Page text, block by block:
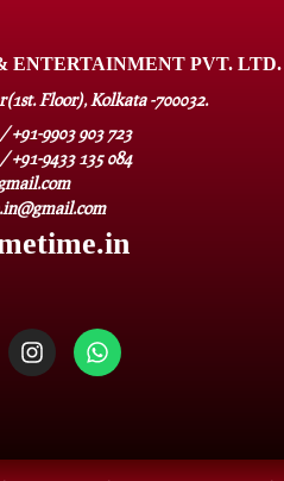
ENTERTAINMENT PVT. LTD.
Floor), Kolkata -700032.
+91-9903 903 723
+91-9433 135 084